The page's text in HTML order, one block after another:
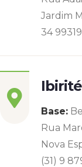
Jardim
34
Base:
Rua
Nova
(31) 9